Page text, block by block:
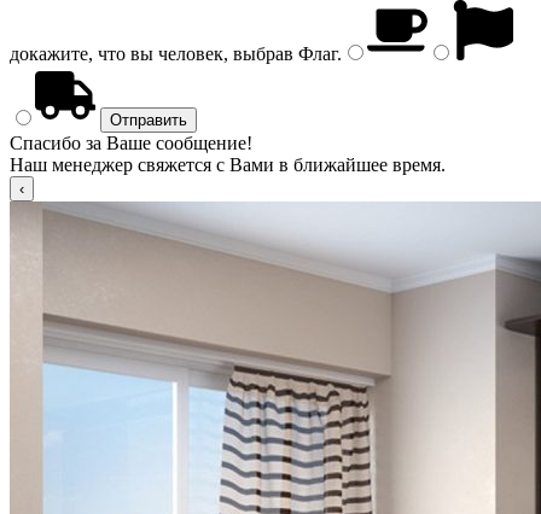
докажите, что вы человек, выбрав Флаг.
Спасибо за Ваше сообщение!
Наш менеджер свяжется с Вами в ближайшее время.